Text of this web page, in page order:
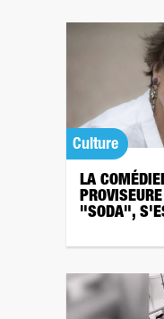
Culture
LA
"SODA",